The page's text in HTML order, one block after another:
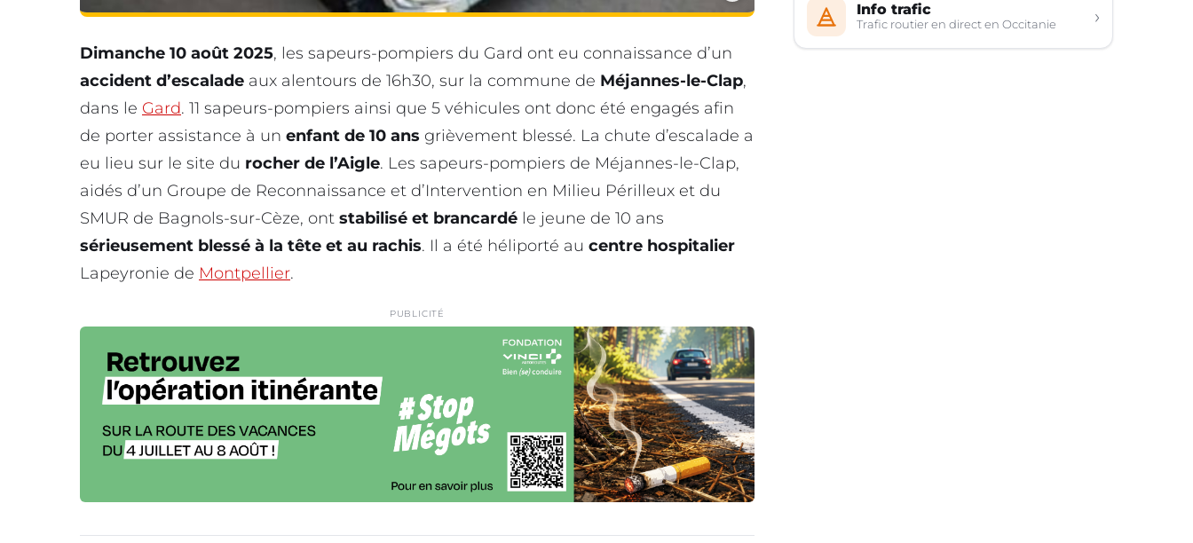
Dimanche 10 août 2025, les sapeurs-pompiers du Gard ont eu connaissance d’un
accident d’escalade aux alentours de 16h30, sur la commune de Méjannes-le-Clap,
dans le Gard. 11 sapeurs-pompiers ainsi que 5 véhicules ont donc été engagés afin
de porter assistance à un enfant de 10 ans grièvement blessé. La chute d’escalade a
eu lieu sur le site du rocher de l’Aigle. Les sapeurs-pompiers de Méjannes-le-Clap,
aidés d’un Groupe de Reconnaissance et d’Intervention en Milieu Périlleux et du
SMUR de Bagnols-sur-Cèze, ont stabilisé et brancardé le jeune de 10 ans
sérieusement blessé à la tête et au rachis. Il a été héliporté au centre hospitalier
Lapeyronie de Montpellier.
PUBLICITÉ
Info trafic
Trafic routier en direct en Occitanie ›